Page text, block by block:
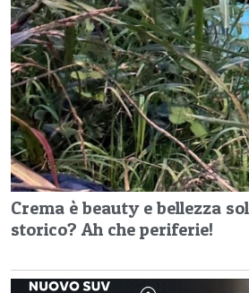
Crema è beauty e bellezza
storico? Ah che periferie!